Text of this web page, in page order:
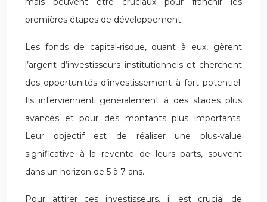
premières étapes de développement.
Les fonds de capital-risque, quant à eux, gèrent
l’argent d’investisseurs institutionnels et cherchent
des opportunités d’investissement à fort potentiel.
Ils interviennent généralement à des stades plus
avancés et pour des montants plus importants.
Leur objectif est de réaliser une plus-value
significative à la revente de leurs parts, souvent
dans un horizon de 5 à 7 ans.
Pour attirer ces investisseurs, il est crucial de